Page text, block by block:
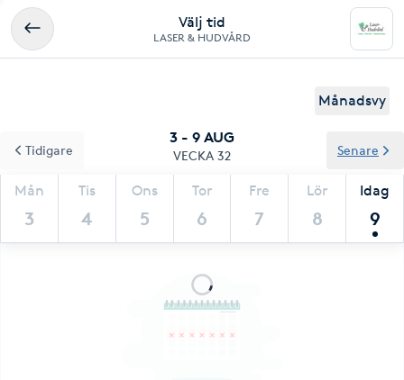
Välj tid
LASER & HUDVÅRD
Månadsvy
3 - 9 AUG
VECKA 32
Mån
3
Tis
4
Ons
5
Tor
6
Fre
7
Lör
8
Idag
9
Tidigare Senare